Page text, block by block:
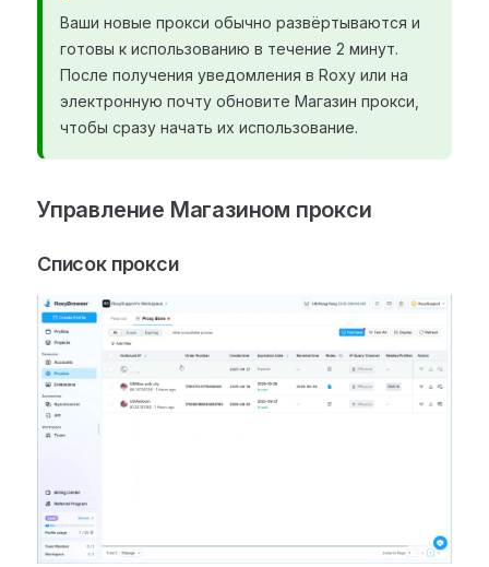
Ваши новые прокси обычно развёртываются и
готовы к использованию в течение 2 минут.
После получения уведомления в Roxy или на
электронную почту обновите Магазин прокси,
чтобы сразу начать их использование.
Управление Магазином прокси
Список прокси